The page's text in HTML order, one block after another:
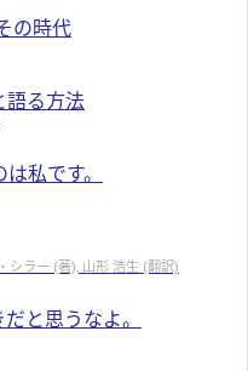
の時代
語る方法
私です。
シラー (著), 山形 浩生 (翻訳)
と思うなよ。